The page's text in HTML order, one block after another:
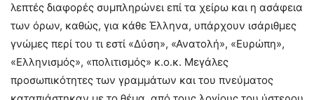
λεπτές διαφορές συμπληρώνει επί τα χείρω και η ασάφεια
των όρων, καθώς, για κάθε Έλληνα, υπάρχουν ισάριθμες
γνώμες περί του τι εστί «Δύση», «Ανατολή», «Ευρώπη»,
«Ελληνισμός», «πολιτισμός» κ.ο.κ. Μεγάλες
προσωπικότητες των γραμμάτων και του πνεύματος